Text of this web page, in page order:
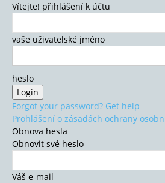
Vítejte! přihlášení k účtu
vaše uživatelské jméno
heslo
Forgot your password? Get help
Prohlášení o zásadách ochrany
Obnova hesla
Obnovit své heslo
Váš e-mail